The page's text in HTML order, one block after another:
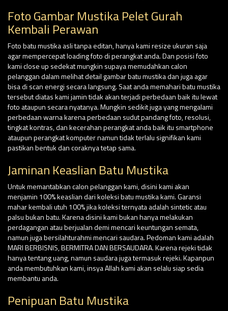
Foto Gambar Mustika Pelet Gurah
Kembali Perawan
Foto batu mustika asli tanpa editan, hanya kami resize ukuran saja
agar mempercepat loading foto di perangkat anda. Dan posisi foto
kami close up sedekat mungkin supaya memudahkan calon
pelanggan dalam melihat detail gambar batu mustika dan juga agar
bisa di scan energi secara langsung. Saat anda memahari batu mustika
tersebut diatas kami jamin tidak akan terjadi perbedaan baik itu lewat
foto ataupun secara nyatanya. Mungkin sedikit juga yang mengalami
perbedaan warna karena perbedaan sudut pandang foto, resolusi,
tingkat kontras, dan kecerahan perangkat anda baik itu smartphone
ataupun perangkat komputer namun tidak terlalu signifikan kami
pastikan bentuk dan coraknya tetap sama.
Jaminan Keaslian Batu Mustika
Untuk memantabkan calon pelanggan kami, disini kami akan
menjamin 100% keaslian dari koleksi batu mustika kami. Garansi
mahar kembali utuh 100% jika koleksi ternyata adalah sintetic atau
palsu bukan batu. Karena disini kami bukan hanya melakukan
perdagangan atau berjualan demi mencari keuntungan semata,
namun juga bersilahturahmi mencari saudara. Pedoman kami adalah
MARI BERBISNIS, BERMITRA DAN BERSAUDARA. Karena rejeki tidak
hanya tentang uang, namun saudara juga termasuk rejeki. Kapanpun
anda membutuhkan kami, insya Allah kami akan selalu siap sedia
membantu anda.
Penipuan Batu Mustika